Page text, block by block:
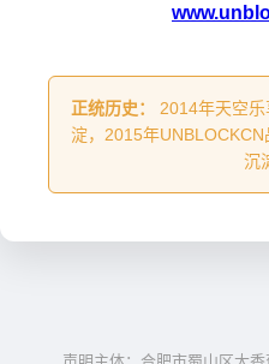
正统历史：
2014年天空
淀，2015年
沉